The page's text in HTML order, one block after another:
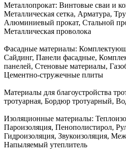
Металлопрокат: Винтовые сваи и
Металлическая сетка, Арматура,
Алюминиевый прокат, Стальной
Металлическая проволока
Фасадные материалы:
Сайдинг, Панели фасадные,
панелей, Стеновые материалы,
Цементно-стружечные плиты
Материалы для благоустройства
тротуарная, Бордюр тротуарный,
Изоляционные материалы:
Пароизоляция, Пенополистирол,
Гидроизоляция, Звукоизоляция,
Напыляемый утеплитель